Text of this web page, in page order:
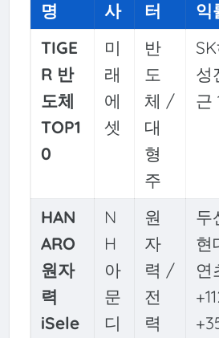
명 사 터
익
TIGE
R 반
도체
TOP1
0
미
래
에
셋
반
도
체 /
대
형
주
성
근
HAN
ARO
원자
력
iSele
N
H
아
문
디
원
자
력 /
전
력
두
현
연